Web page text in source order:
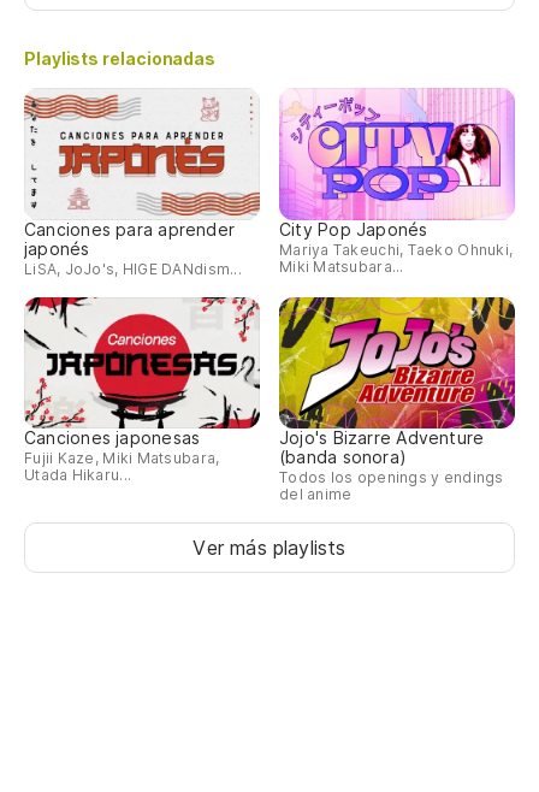
Playlists relacionadas
Canciones para aprender
japonés
LiSA, JoJo's, HIGE DANdism...
City Pop Japonés
Mariya Takeuchi, Taeko Ohnuki,
Miki Matsubara...
Canciones japonesas
Fujii Kaze, Miki Matsubara,
Utada Hikaru...
Jojo's Bizarre Adventure
(banda sonora)
Todos los openings y endings
del anime
Ver más playlists